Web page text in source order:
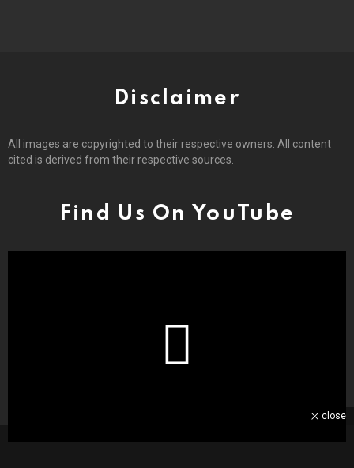
Disclaimer
All images are copyrighted to their respective owners. All content
cited is derived from their respective sources.
Find Us On YouTube
close